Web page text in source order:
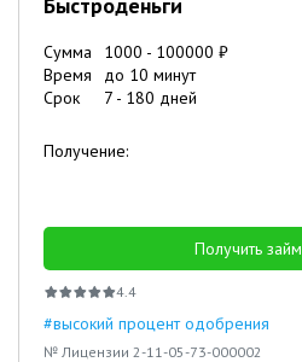
Сумма 1000 - 100000 ₽
Время
до 10 минут
Срок
7 - 180 дней
Получение:
Получить займ
4.4
#высокий процент одобрения
№ Лицензии 2-11-05-73-000002